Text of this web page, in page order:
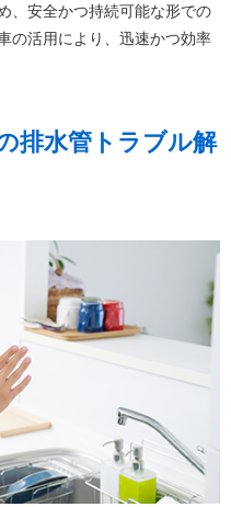
、安全かつ持続可能な形での
の活用により、迅速かつ効率
排水管トラブル解